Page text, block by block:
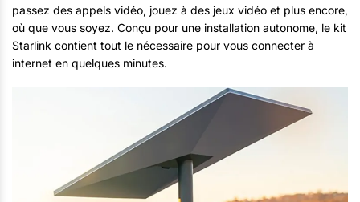
passez des appels vidéo, jouez à des jeux vidéo et plus encore,
où que vous soyez. Conçu pour une installation autonome, le kit
Starlink contient tout le nécessaire pour vous connecter à
internet en quelques minutes.